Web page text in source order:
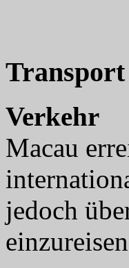
Transport
Verkehr
Macau
jedoch